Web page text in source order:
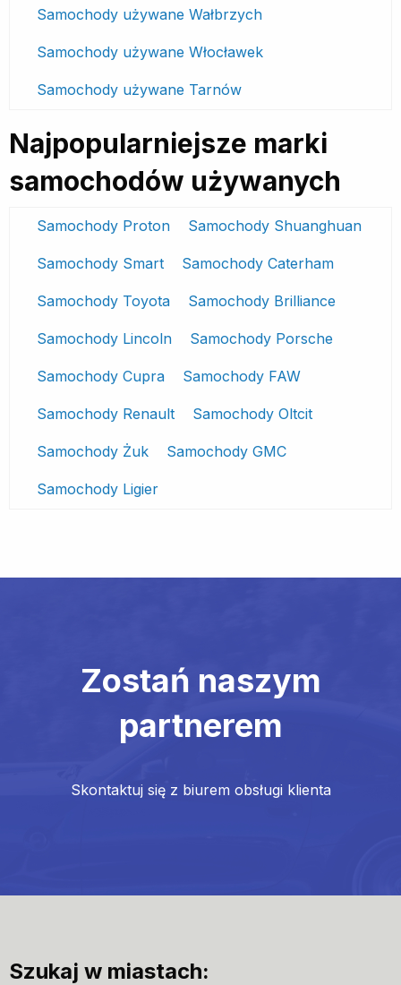
Samochody używane Wałbrzych
Samochody używane Włocławek
Samochody używane Tarnów
Najpopularniejsze marki
samochodów używanych
Samochody Proton Samochody Shuanghuan
Samochody Smart Samochody Caterham
Samochody Toyota Samochody Brilliance
Samochody Lincoln Samochody Porsche
Samochody Cupra Samochody FAW
Samochody Renault Samochody Oltcit
Samochody Żuk Samochody GMC
Samochody Ligier
Zostań naszym
partnerem
Skontaktuj się z biurem obsługi klienta
Szukaj w miastach: